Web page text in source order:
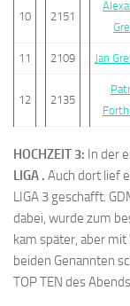
10 2151
11 2109 Jan
12 2135
HOCHZEIT 3: In der
LIGA . Auch dort lief
LIGA 3 geschafft.
dabei, wurde zum
kam später, aber
beiden Genannten
TOP TEN des